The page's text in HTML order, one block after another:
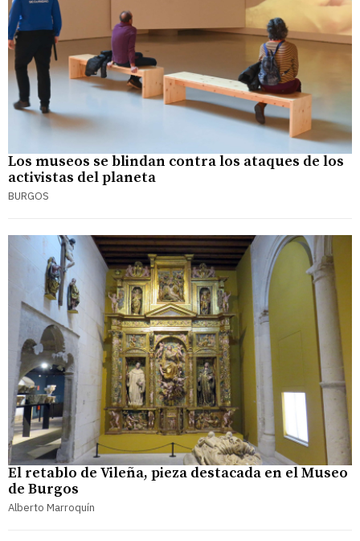
Los museos se blindan contra los ataques de los
activistas del planeta
BURGOS
El retablo de Vileña, pieza destacada en el Museo
de Burgos
Alberto Marroquín